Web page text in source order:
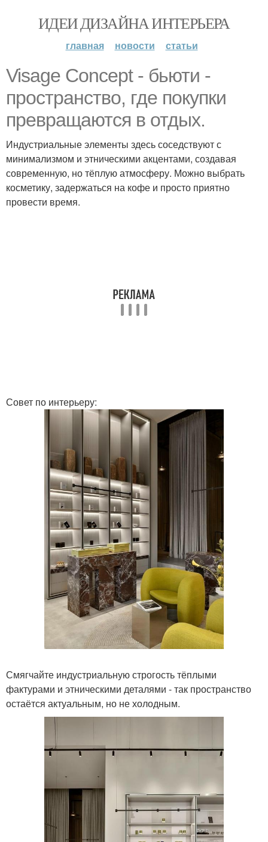
ИДЕИ ДИЗАЙНА ИНТЕРЬЕРА
главная новости статьи
Visage Concept - бьюти -
пространство, где покупки
превращаются в отдых.
Индустриальные элементы здесь соседствуют с
минимализмом и этническими акцентами, создавая
современную, но тёплую атмосферу. Можно выбрать
косметику, задержаться на кофе и просто приятно
провести время.
Совет по интерьеру:
Смягчайте индустриальную строгость тёплыми
фактурами и этническими деталями - так пространство
остаётся актуальным, но не холодным.